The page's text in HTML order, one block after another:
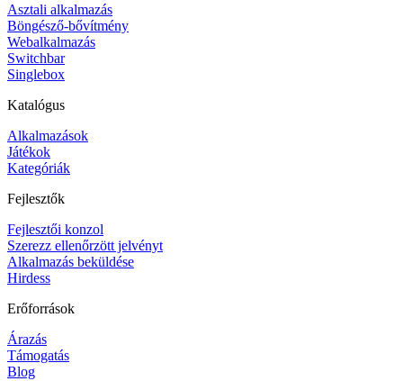
Asztali alkalmazás
Böngésző-bővítmény
Webalkalmazás
Switchbar
Singlebox
Katalógus
Alkalmazások
Játékok
Kategóriák
Fejlesztők
Fejlesztői konzol
Szerezz ellenőrzött jelvényt
Alkalmazás beküldése
Hirdess
Erőforrások
Árazás
Támogatás
Blog